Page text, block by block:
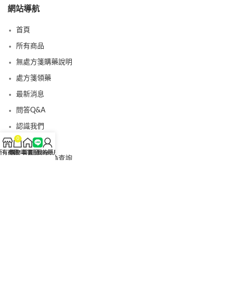
網站導航
首頁
所有商品
無處方箋購藥說明
處方箋領藥
最新消息
問答Q&A
認識我們
聯絡我們
美國黑金真偽查詢
有商品
0
購物車首頁客服Line
我的賬戶